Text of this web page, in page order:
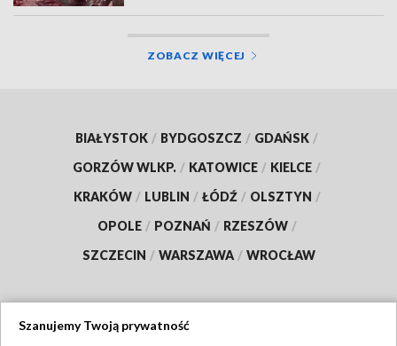
ZOBACZ WIĘCEJ
BIAŁYSTOK / BYDGOSZCZ / GDAŃSK /
GORZÓW WLKP. / KATOWICE / KIELCE /
KRAKÓW / LUBLIN / ŁÓDŹ / OLSZTYN /
OPOLE / POZNAŃ / RZESZÓW /
SZCZECIN / WARSZAWA / WROCŁAW
Szanujemy Twoją prywatność